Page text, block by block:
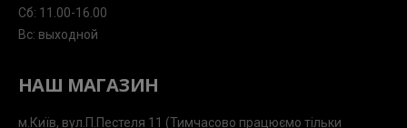
Сб: 11.00-16.00
Вс: выходной
НАШ МАГАЗИН
м.Київ, вул.П.Пестеля 11 (Тимчасово працюємо тільки